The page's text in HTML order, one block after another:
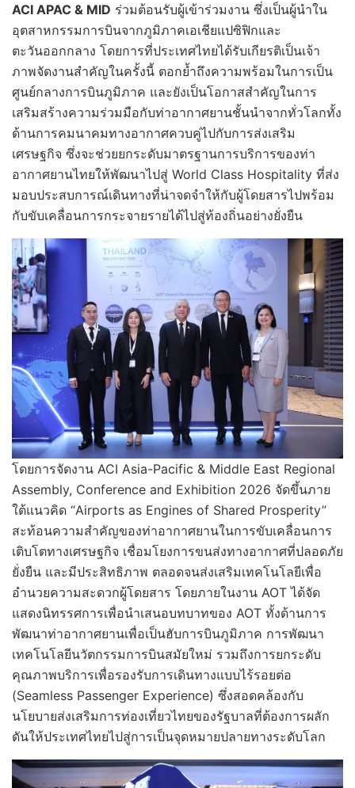
ACI APAC & MID ร่วมต้อนรับผู้เข้าร่วมงาน ซึ่งเป็นผู้นำใน
อุตสาหกรรมการบินจากภูมิภาคเอเชียแปซิฟิกและ
ตะวันออกกลาง โดยการที่ประเทศไทยได้รับเกียรติเป็นเจ้า
ภาพจัดงานสำคัญในครั้งนี้ ตอกย้ำถึงความพร้อมในการเป็น
ศูนย์กลางการบินภูมิภาค และยังเป็นโอกาสสำคัญในการ
เสริมสร้างความร่วมมือกับท่าอากาศยานชั้นนำจากทั่วโลกทั้ง
ด้านการคมนาคมทางอากาศควบคู่ไปกับการส่งเสริม
เศรษฐกิจ ซึ่งจะช่วยยกระดับมาตรฐานการบริการของท่า
อากาศยานไทยให้พัฒนาไปสู่ World Class Hospitality ที่ส่ง
มอบประสบการณ์เดินทางที่น่าจดจำให้กับผู้โดยสารไปพร้อม
กับขับเคลื่อนการกระจายรายได้ไปสู่ท้องถิ่นอย่างยั่งยืน
โดยการจัดงาน ACI Asia-Pacific & Middle East Regional
Assembly, Conference and Exhibition 2026 จัดขึ้นภาย
ใต้แนวคิด “Airports as Engines of Shared Prosperity”
สะท้อนความสำคัญของท่าอากาศยานในการขับเคลื่อนการ
เติบโตทางเศรษฐกิจ เชื่อมโยงการขนส่งทางอากาศที่ปลอดภัย
ยั่งยืน และมีประสิทธิภาพ ตลอดจนส่งเสริมเทคโนโลยีเพื่อ
อำนวยความสะดวกผู้โดยสาร โดยภายในงาน AOT ได้จัด
แสดงนิทรรศการเพื่อนำเสนอบทบาทของ AOT ทั้งด้านการ
พัฒนาท่าอากาศยานเพื่อเป็นฮับการบินภูมิภาค การพัฒนา
เทคโนโลยีนวัตกรรมการบินสมัยใหม่ รวมถึงการยกระดับ
คุณภาพบริการเพื่อรองรับการเดินทางแบบไร้รอยต่อ
(Seamless Passenger Experience) ซึ่งสอดคล้องกับ
นโยบายส่งเสริมการท่องเที่ยวไทยของรัฐบาลที่ต้องการผลัก
ดันให้ประเทศไทยไปสู่การเป็นจุดหมายปลายทางระดับโลก